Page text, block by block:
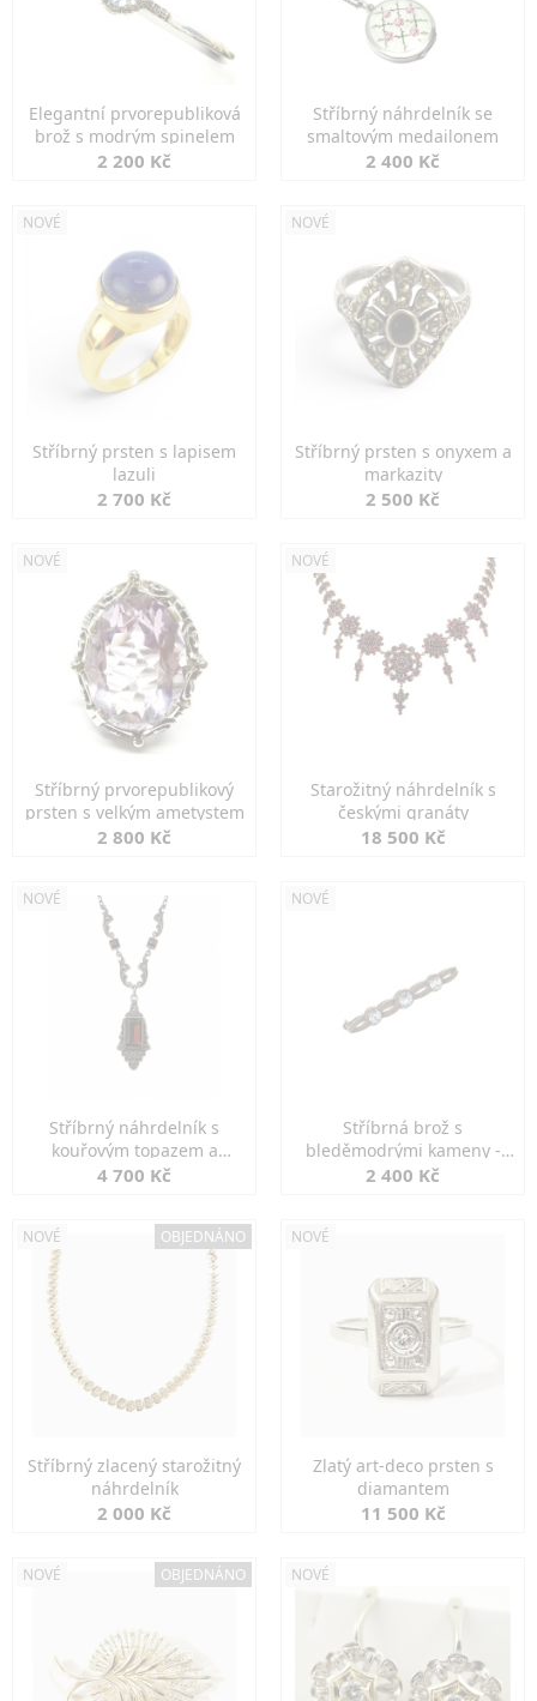
Elegantní prvorepubliková
brož s modrým spinelem
2 200 Kč
Stříbrný náhrdelník se
smaltovým medailonem
2 400 Kč
NOVÉ
Stříbrný prsten s lapisem
lazuli
2 700 Kč
NOVÉ
Stříbrný prsten s onyxem a
markazity
2 500 Kč
NOVÉ
Stříbrný prvorepublikový
prsten s velkým ametystem
2 800 Kč
NOVÉ
Starožitný náhrdelník s
českými granáty
18 500 Kč
NOVÉ
Stříbrný náhrdelník s
kouřovým topazem a
markazity
4 700 Kč
NOVÉ
Stříbrná brož s
bleděmodrými kameny -
jemná elegance
2 400 Kč
NOVÉ OBJEDNÁNO
Stříbrný zlacený starožitný
náhrdelník
2 000 Kč
NOVÉ
Zlatý art-deco prsten s
diamantem
11 500 Kč
NOVÉ OBJEDNÁNO NOVÉ